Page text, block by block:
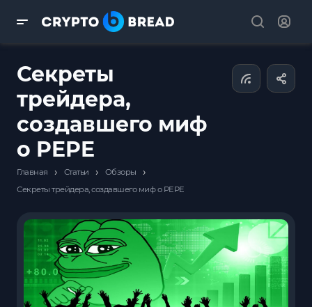
Секреты
трейдера,
создавшего миф
о PEPE
Главная › Статьи › Обзоры ›
Секреты трейдера, создавшего миф о PEPE